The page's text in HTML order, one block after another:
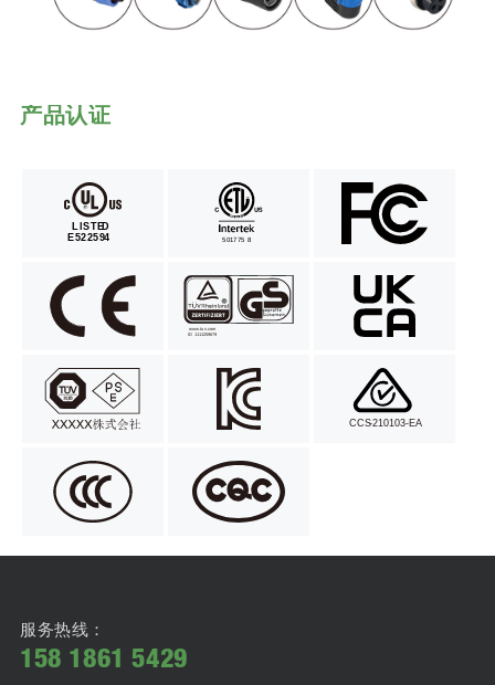
产品认证
服务热线：
158 1861 5429